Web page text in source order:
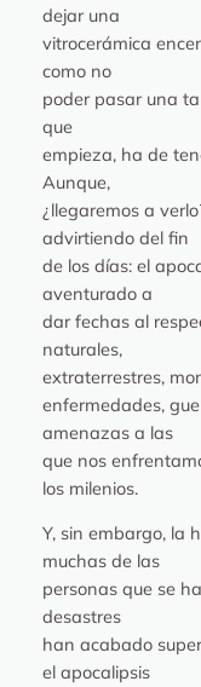
dejar una
vitrocerámica
como no
poder pasar una
que
empieza, ha de
Aunque,
¿llegaremos a
advirtiendo del fin
de los días: el
aventurado a
dar fechas al
naturales,
extraterrestres,
enfermedades,
amenazas a las
que nos
los milenios.
Y, sin embargo, la
muchas de las
personas que se
desastres
han acabado
el apocalipsis